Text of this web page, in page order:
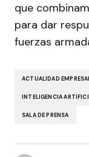
que
para dar
fuerzas
ACTUALIDAD
INTELIGENCIA
SALA DE PRENSA